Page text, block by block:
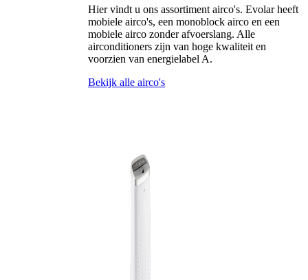
Hier vindt u ons assortiment airco's. Evolar heeft
mobiele airco's, een monoblock airco en een
mobiele airco zonder afvoerslang. Alle
airconditioners zijn van hoge kwaliteit en
voorzien van energielabel A.
Bekijk alle airco's